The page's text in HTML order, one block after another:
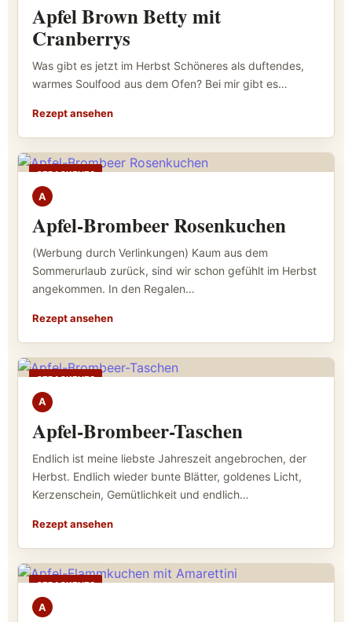
Apfel Brown Betty mit
Cranberrys
Was gibt es jetzt im Herbst Schöneres als duftendes,
warmes Soulfood aus dem Ofen? Bei mir gibt es…
Rezept ansehen
GEBACKENES
A
Apfel-Brombeer Rosenkuchen
(Werbung durch Verlinkungen) Kaum aus dem
Sommerurlaub zurück, sind wir schon gefühlt im Herbst
angekommen. In den Regalen…
Rezept ansehen
GEBACKENES
A
Apfel-Brombeer-Taschen
Endlich ist meine liebste Jahreszeit angebrochen, der
Herbst. Endlich wieder bunte Blätter, goldenes Licht,
Kerzenschein, Gemütlichkeit und endlich…
Rezept ansehen
GEBACKENES
A